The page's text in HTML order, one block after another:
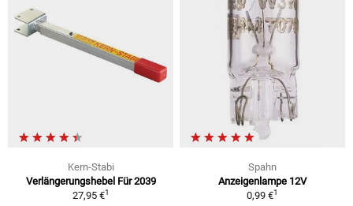
Kern-Stabi
Verlängerungshebel Für 2039
27,95 €1
Spahn
Anzeigenlampe 12V
0,99 €1